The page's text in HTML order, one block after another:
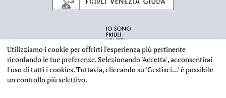
Utilizziamo i cookie per offrirti l'esperienza più pertinente
ricordando le tue preferenze. Selezionando 'Accetta', acconsentirai
l'uso di tutti i cookies. Tuttavia, cliccando su 'Gestisci...'è possibile
un controllo più selettivo.